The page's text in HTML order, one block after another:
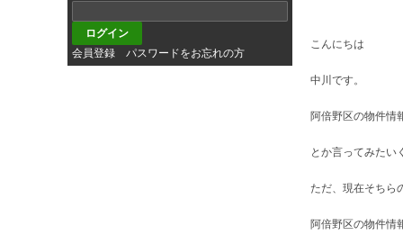
こんにちは
中川です。
阿倍野区の物件情
とか言ってみたい
ただ、現在そちら
阿倍野区の物件情
会員登録 パスワードをお忘れの方